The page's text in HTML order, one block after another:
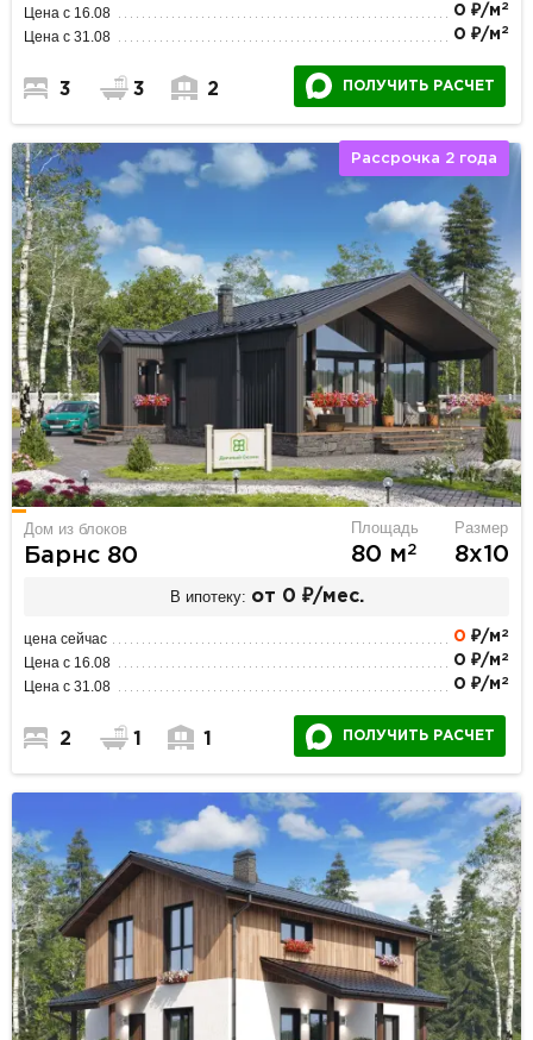
Цена с 16.08 0 ₽/м 2
Цена с 31.08 0 ₽/м 2
3 3 2 ПОЛУЧИТЬ РАСЧЕТ
Рассрочка 2 года
Дом из блоков
Барнс 80
Площадь
80 м2
Размер
8х10
В ипотеку: от 0 ₽/мес.
цена сейчас 0 ₽/м 2
Цена с 16.08 0 ₽/м 2
Цена с 31.08 0 ₽/м 2
2 1 1 ПОЛУЧИТЬ РАСЧЕТ